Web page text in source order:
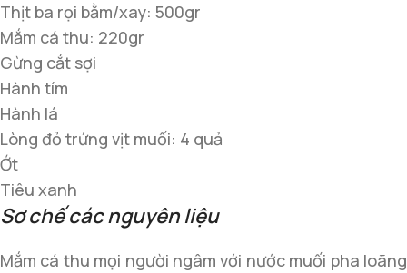
Thịt ba rọi bằm/xay: 500gr
Mắm cá thu: 220gr
Gừng cắt sợi
Hành tím
Hành lá
Lòng đỏ trứng vịt muối: 4 quả
Ớt
Tiêu xanh
Sơ chế các nguyên liệu
Mắm cá thu mọi người ngâm với nước muối pha loãng